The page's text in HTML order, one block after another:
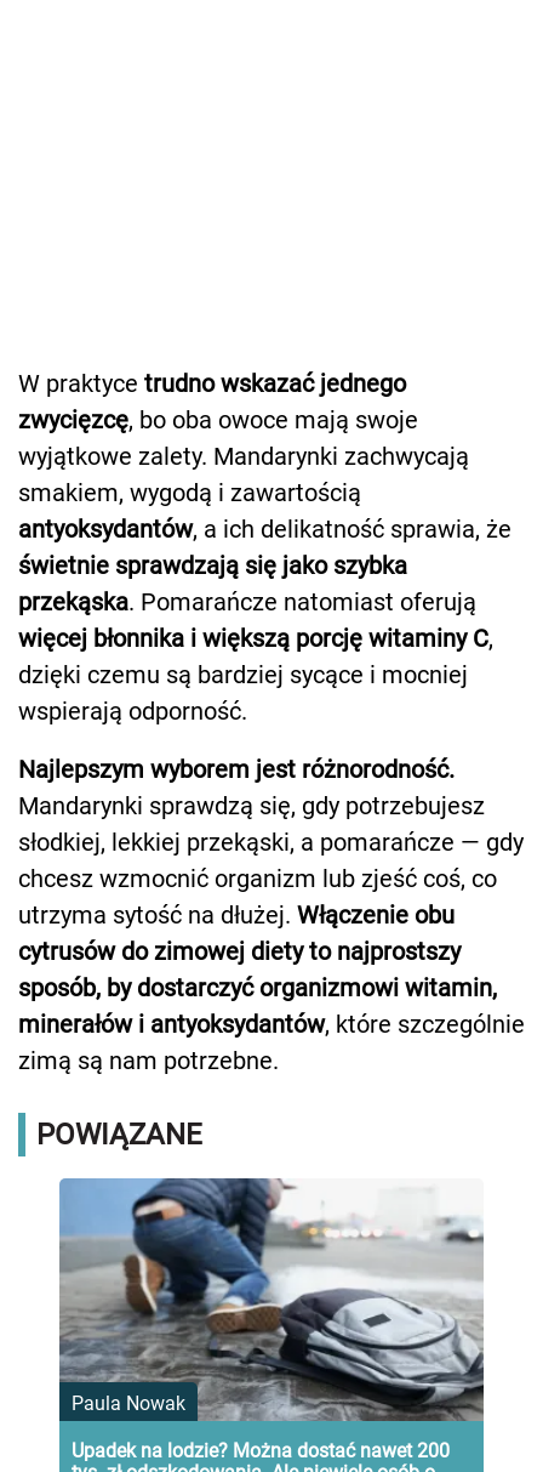
W praktyce trudno wskazać jednego
zwycięzcę, bo oba owoce mają swoje
wyjątkowe zalety. Mandarynki zachwycają
smakiem, wygodą i zawartością
antyoksydantów, a ich delikatność sprawia, że
świetnie sprawdzają się jako szybka
przekąska. Pomarańcze natomiast oferują
więcej błonnika i większą porcję witaminy C,
dzięki czemu są bardziej sycące i mocniej
wspierają odporność.
Najlepszym wyborem jest różnorodność.
Mandarynki sprawdzą się, gdy potrzebujesz
słodkiej, lekkiej przekąski, a pomarańcze — gdy
chcesz wzmocnić organizm lub zjeść coś, co
utrzyma sytość na dłużej. Włączenie obu
cytrusów do zimowej diety to najprostszy
sposób, by dostarczyć organizmowi witamin,
minerałów i antyoksydantów, które szczególnie
zimą są nam potrzebne.
POWIĄZANE
Paula Nowak
Upadek na lodzie? Można dostać nawet 200